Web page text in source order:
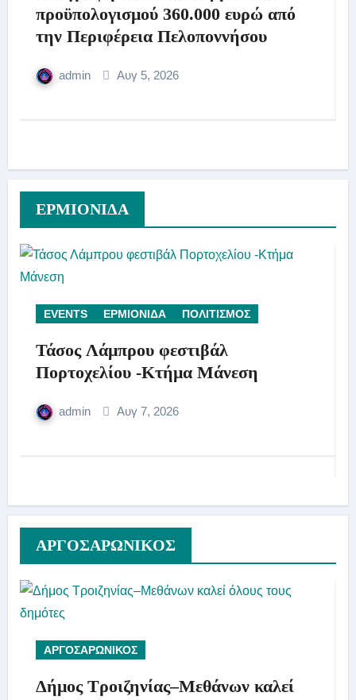
προϋπολογισμού 360.000 ευρώ από
την Περιφέρεια Πελοποννήσου
admin Αυγ 5, 2026
ΕΡΜΙΟΝΙΔΑ
EVENTS ΕΡΜΙΟΝΙΔΑ ΠΟΛΙΤΙΣΜΟΣ
Τάσος Λάμπρου φεστιβάλ
Πορτοχελίου -Κτήμα Μάνεση
admin Αυγ 7, 2026
AΡΓΟΣΑΡΩΝΙΚΟΣ
ΑΡΓΟΣΑΡΩΝΙΚΟΣ
Δήμος Τροιζηνίας–Μεθάνων καλεί